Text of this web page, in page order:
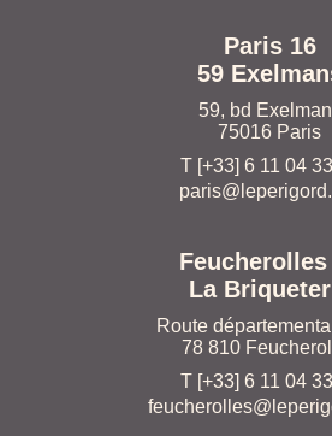
Paris 16
59
59, bd
75016 Paris
T [+33] 6 11 04
Feucherolles
La
Route
78 810
T [+33] 6 11 04